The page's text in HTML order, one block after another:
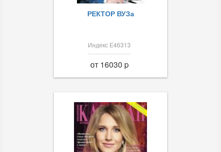
РЕКТОР ВУЗа
Индекс Е46313
от 16030 p